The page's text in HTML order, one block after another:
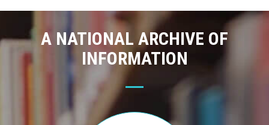
A NATIONAL ARCHIVE OF
INFORMATION